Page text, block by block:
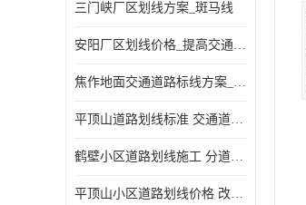
三门峡厂区划线方案_斑马线
安阳厂区划线价格_提高交通安全
焦作地面交通道路标线方案_强调交通规则
平顶山道路划线标准 交通道路标线 提供可变车道指示
鹤壁小区道路划线施工 分道线 改善交通效率
平顶山小区道路划线价格 改善交通效率